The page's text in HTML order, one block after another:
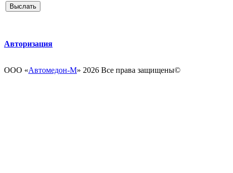
Авторизация
ООО «Автомедон-М» 2026 Все права защищены­­©